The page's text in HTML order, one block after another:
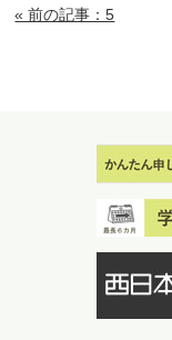
« 前の記事：5